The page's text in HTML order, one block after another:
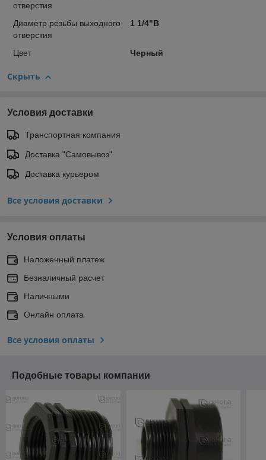
отверстия
Диаметр резьбы выходного
отверстия
1 1/4"В
Цвет Черный
Скрыть
Условия доставки
Транспортная компания
Доставка "Самовывоз"
Доставка курьером
Все условия доставки
Условия оплаты
Наложенный платеж
Безналичный расчет
Наличными
Онлайн оплата
Все условия оплаты
Подобные товары компании